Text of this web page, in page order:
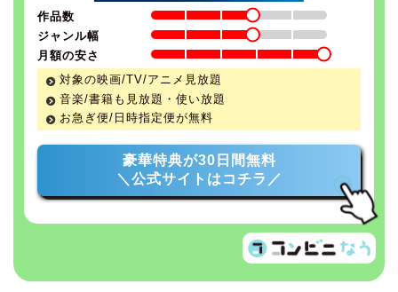
作品数
ジャンル幅
月額の安さ
対象の映画/TV/アニメ見放題
音楽/書籍も見放題・使い放題
お急ぎ便/日時指定便が無料
豪華特典が30日間無料
＼公式サイトはコチラ／